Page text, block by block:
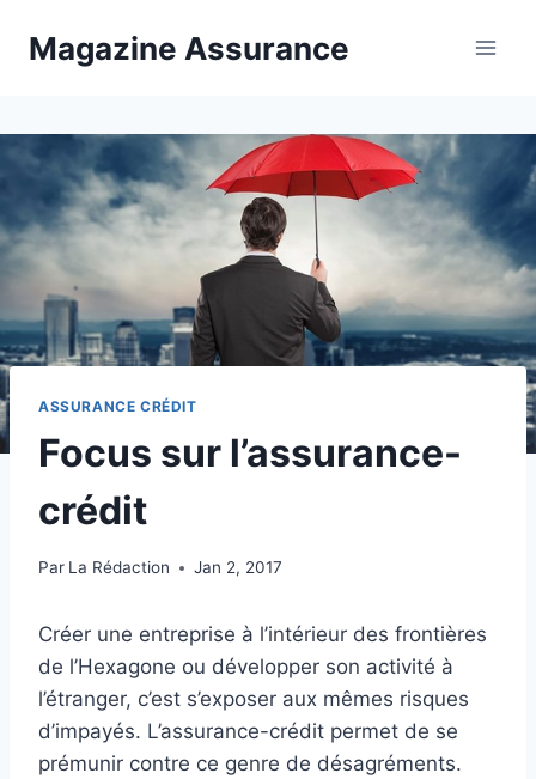
Magazine Assurance
ASSURANCE CRÉDIT
Focus sur l’assurance-
crédit
Par La Rédaction Jan 2, 2017
Créer une entreprise à l’intérieur des frontières
de l’Hexagone ou développer son activité à
l’étranger, c’est s’exposer aux mêmes risques
d’impayés. L’assurance-crédit permet de se
prémunir contre ce genre de désagréments.